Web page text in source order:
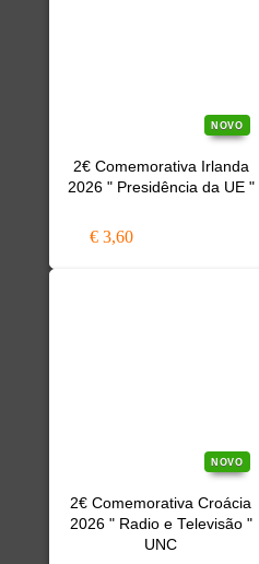
NOVO
2€ Comemorativa Irlanda
2026 " Presidência da UE "
€ 3,60
NOVO
2€ Comemorativa Croácia
2026 " Radio e Televisão "
UNC